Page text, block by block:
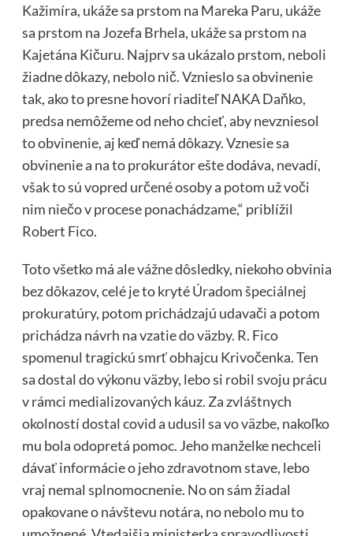
Kažimíra, ukáže sa prstom na Mareka Paru, ukáže
sa prstom na Jozefa Brhela, ukáže sa prstom na
Kajetána Kičuru. Najprv sa ukázalo prstom, neboli
žiadne dôkazy, nebolo nič. Vznieslo sa obvinenie
tak, ako to presne hovorí riaditeľ NAKA Daňko,
predsa nemôžeme od neho chcieť, aby nevzniesol
to obvinenie, aj keď nemá dôkazy. Vznesie sa
obvinenie a na to prokurátor ešte dodáva, nevadí,
však to sú vopred určené osoby a potom už voči
nim niečo v procese ponachádzame,“ priblížil
Robert Fico.
Toto všetko má ale vážne dôsledky, niekoho obvinia
bez dôkazov, celé je to kryté Úradom špeciálnej
prokuratúry, potom prichádzajú udavači a potom
prichádza návrh na vzatie do väzby. R. Fico
spomenul tragickú smrť obhajcu Krivočenka. Ten
sa dostal do výkonu väzby, lebo si robil svoju prácu
v rámci medializovaných káuz. Za zvláštnych
okolností dostal covid a udusil sa vo väzbe, nakoľko
mu bola odopretá pomoc. Jeho manželke nechceli
dávať informácie o jeho zdravotnom stave, lebo
vraj nemal splnomocnenie. No on sám žiadal
opakovane o návštevu notára, no nebolo mu to